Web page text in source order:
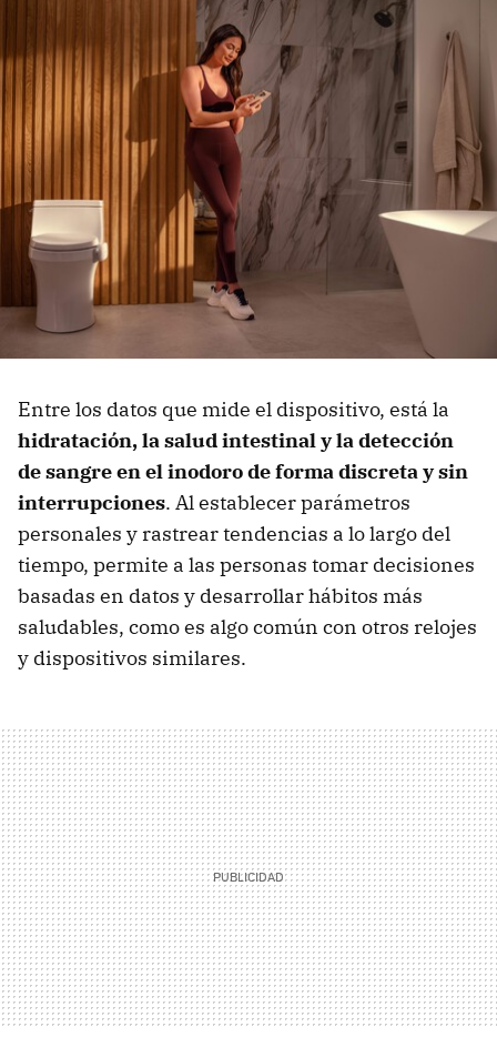
Entre los datos que mide el dispositivo, está la
hidratación, la salud intestinal y la detección
de sangre en el inodoro de forma discreta y sin
interrupciones. Al establecer parámetros
personales y rastrear tendencias a lo largo del
tiempo, permite a las personas tomar decisiones
basadas en datos y desarrollar hábitos más
saludables, como es algo común con otros relojes
y dispositivos similares.